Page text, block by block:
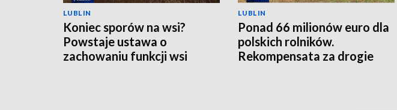
LUBLIN
Koniec sporów na wsi?
Powstaje ustawa o
zachowaniu funkcji wsi
LUBLIN
Ponad 66 milionów euro dla
polskich rolników.
Rekompensata za drogie